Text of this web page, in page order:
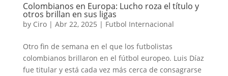
Colombianos en Europa: Lucho roza el título y
otros brillan en sus ligas
by Ciro| Abr 22, 2025 | Futbol Internacional
Otro fin de semana en el que los futbolistas
colombianos brillaron en el fútbol europeo. Luis Díaz
fue titular y está cada vez más cerca de consagrarse